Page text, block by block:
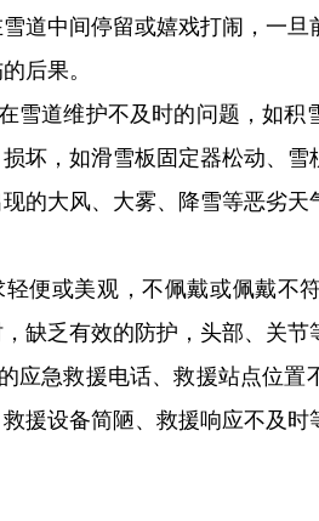
道中间停留或嬉戏打闹，一旦
后果。
道维护不及时的问题，如积
坏，如滑雪板固定器松动、
的大风、大雾、降雪等恶劣
便或美观，不佩戴或佩戴不
缺乏有效的防护，头部、关节
应急救援电话、救援站点位置
援设备简陋、救援响应不及